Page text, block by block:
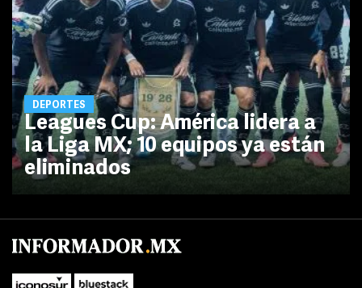
DEPORTES
Leagues Cup: América lidera a
la Liga MX; 10 equipos ya están
eliminados